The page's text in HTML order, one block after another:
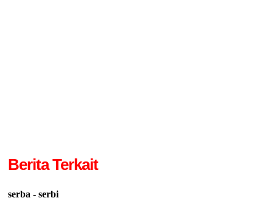
Berita Terkait
serba - serbi